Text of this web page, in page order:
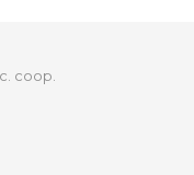
coop.